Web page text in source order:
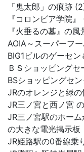
「鬼太郎」の痕跡
『コロンビア学院』
『火垂るの墓』の風
AOIA～スーパーフ
BIG1ビルのゲーセ
ＢＳショッピングセ
BSショッピングセ
JRのオレンジと緑
JR三ノ宮と西ノ宮
JR三ノ宮駅のホー
の大きな電光掲示
JR姫路駅の0番線乗